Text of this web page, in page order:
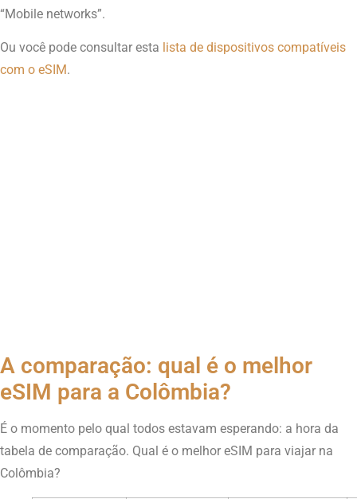
“Mobile networks”.
Ou você pode consultar esta lista de dispositivos compatíveis
com o eSIM.
A comparação: qual é o melhor
eSIM para a Colômbia?
É o momento pelo qual todos estavam esperando: a hora da
tabela de comparação. Qual é o melhor eSIM para viajar na
Colômbia?